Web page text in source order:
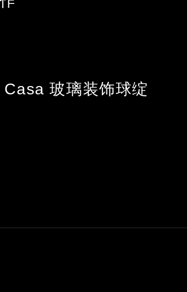
玻璃装饰球绽